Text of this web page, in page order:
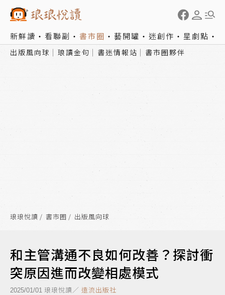
新鮮讀 看聯副 書市圈 藝開罐 迷創作 星劇點
出版風向球 琅讀金句 書迷情報站 書市圈夥伴
琅琅悅讀 書市圈 出版風向球
和主管溝通不良如何改善？探討衝
突原因進而改變相處模式
2025/01/01 琅琅悅讀／ 遠流出版社